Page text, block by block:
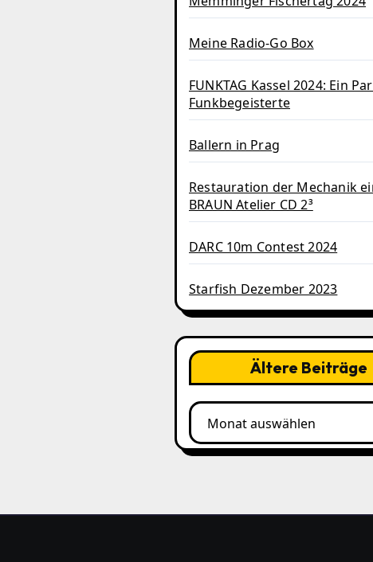
Meine Radio-Go Box
FUNKTAG Kassel 2024: Ein
Funkbegeisterte
Ballern in Prag
Restauration der Mechanik
BRAUN Atelier CD 2³
DARC 10m Contest 2024
Starfish Dezember 2023
Ältere Beiträge
Ältere
Beiträge